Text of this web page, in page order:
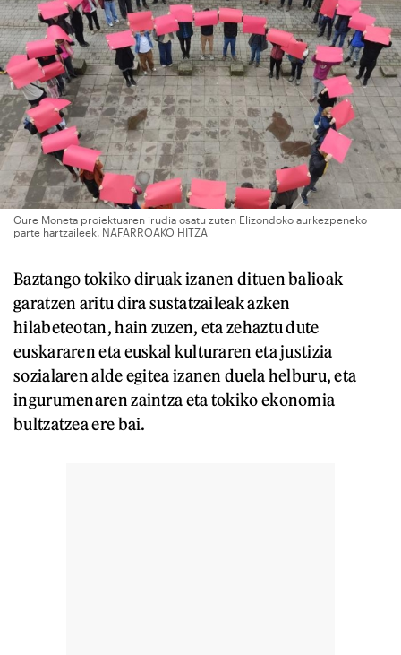
Gure Moneta proiektuaren irudia osatu zuten Elizondoko aurkezpeneko
parte hartzaileek. NAFARROAKO HITZA
Baztango tokiko diruak izanen dituen balioak
garatzen aritu dira sustatzaileak azken
hilabeteotan, hain zuzen, eta zehaztu dute
euskararen eta euskal kulturaren eta justizia
sozialaren alde egitea izanen duela helburu, eta
ingurumenaren zaintza eta tokiko ekonomia
bultzatzea ere bai.